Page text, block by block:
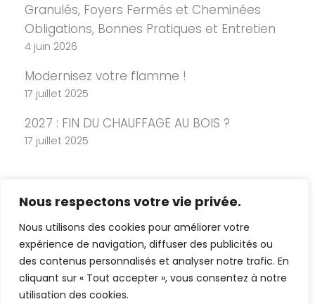
Nous respectons votre vie privée.
Nous utilisons des cookies pour améliorer votre
expérience de navigation, diffuser des publicités ou
des contenus personnalisés et analyser notre trafic. En
cliquant sur « Tout accepter », vous consentez à notre
utilisation des cookies.
Granulés, Foyers Fermés et Cheminées
Obligations, Bonnes Pratiques et Entretien
4 juin 2026
Modernisez votre flamme !
17 juillet 2025
2027 : FIN DU CHAUFFAGE AU BOIS ?
17 juillet 2025
Copyright 2026 Cheminée Design -
Mentions légales